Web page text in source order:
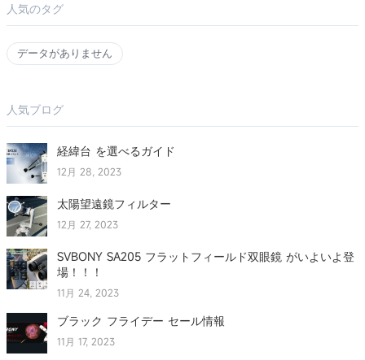
人気のタグ
データがありません
人気ブログ
経緯台 を選べるガイド
12月 28, 2023
太陽望遠鏡フィルター
12月 27, 2023
SVBONY SA205 フラットフィールド双眼鏡 がいよいよ登
場！！！
11月 24, 2023
ブラック フライデー セール情報
11月 17, 2023